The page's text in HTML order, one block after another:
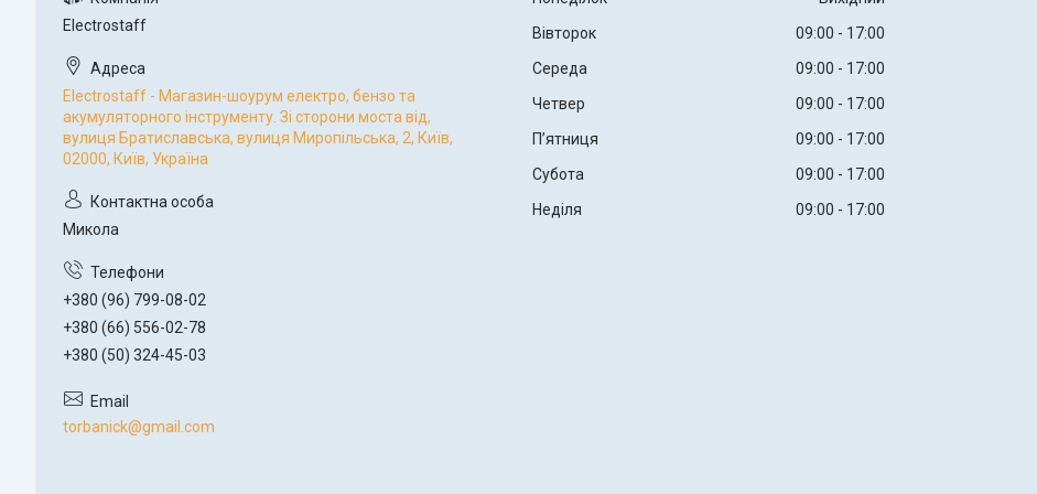
Electrostaff
Electrostaff - Магазин-шоурум електро, бензо та
акумуляторного інструменту. Зі сторони моста від,
вулиця Братиславська, вулиця Миропільська, 2, Київ,
02000, Київ, Україна
Микола
+380 (96) 799-08-02
+380 (66) 556-02-78
+380 (50) 324-45-03
torbanick@gmail.com
Вівторок
09:00
17:00
Середа
09:00
17:00
Четвер
09:00
17:00
Пʼятниця
09:00
17:00
Субота
09:00
17:00
Неділя
09:00 17:00